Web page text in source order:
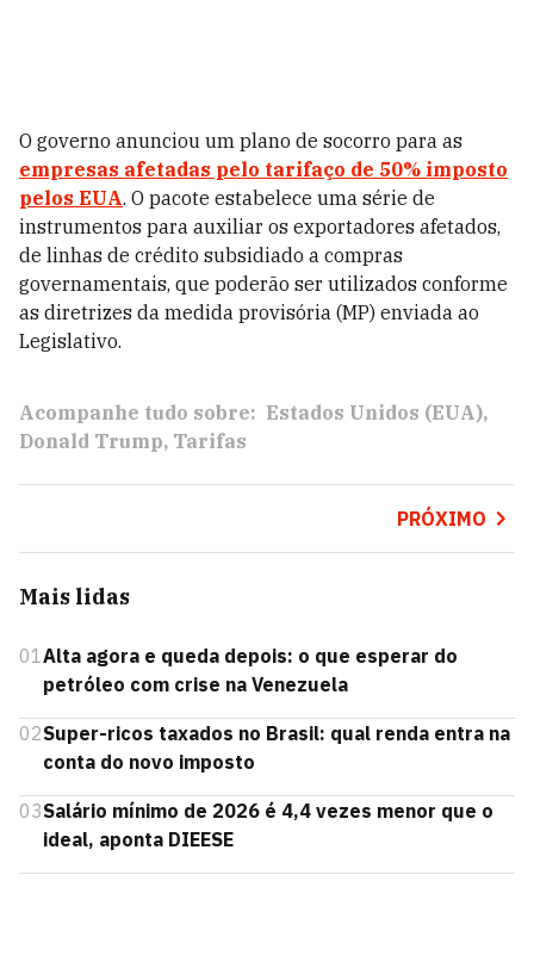
O governo anunciou um plano de socorro para as
empresas afetadas pelo tarifaço de 50% imposto
pelos EUA. O pacote estabelece uma série de
instrumentos para auxiliar os exportadores afetados,
de linhas de crédito subsidiado a compras
governamentais, que poderão ser utilizados conforme
as diretrizes da medida provisória (MP) enviada ao
Legislativo.
Acompanhe tudo sobre: Estados Unidos (EUA)
Donald Trump Tarifas
PRÓXIMO
Mais lidas
01 Alta agora e queda depois: o que esperar do
petróleo com crise na Venezuela
02Super-ricos taxados no Brasil: qual renda entra na
conta do novo imposto
03Salário mínimo de 2026 é 4,4 vezes menor que o
ideal, aponta DIEESE